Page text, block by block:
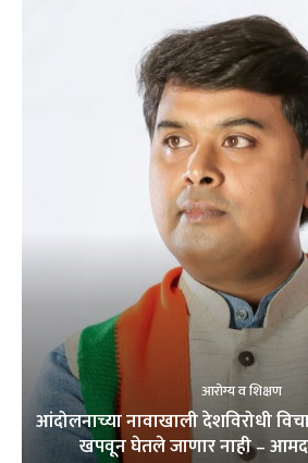
आरोग्य व शिक्षण
आंदोलनाच्या नावाखाली देशविरोधी
खपवून घेतले जाणार नाही –